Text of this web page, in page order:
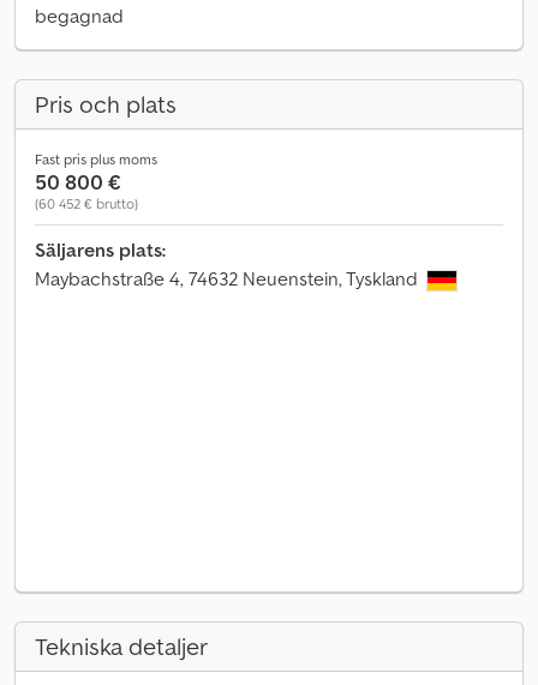
begagnad
Pris och plats
Fast pris plus moms
50 800 €
(60 452 € brutto)
Säljarens plats:
Maybachstraße 4, 74632 Neuenstein, Tyskland
Tekniska detaljer